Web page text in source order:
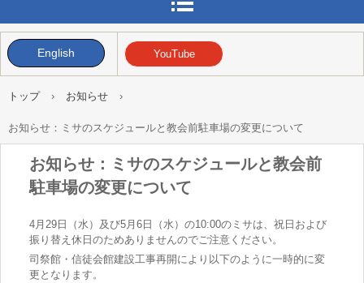
English YouTube
トップ › お知らせ ›
お知らせ：ミサのスケジュールと教会前駐車場の変更について
お知らせ：ミサのスケジュールと教会前
駐車場の変更について
4月29日（水）及び5月6日（水）の10:00のミサは、祝日および
振り替え休日のためありませんのでご注意ください。
司祭館・信徒会館建設工事再開により以下のように一時的に変
更となります。